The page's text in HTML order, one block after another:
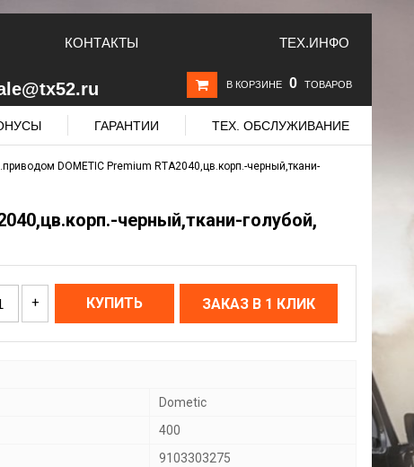
КОНТАКТЫ ТЕХ.ИНФО
В КОРЗИНЕ 0 ТОВАРОВ
ГАРАНТИИ ТЕХ. ОБСЛУЖИВАНИЕ
DOMETIC Premium RTA2040,цв.корп.-черный,ткани-
черный,ткани-голубой,
+ КУПИТЬ ЗАКАЗ В 1 КЛИК
Dometic
400
9103303275